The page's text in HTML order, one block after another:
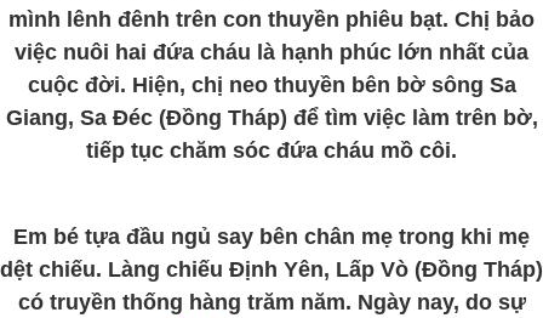
mình lênh đênh trên con thuyền phiêu bạt. Chị bảo
việc nuôi hai đứa cháu là hạnh phúc lớn nhất của
cuộc đời. Hiện, chị neo thuyền bên bờ sông Sa
Giang, Sa Đéc (Đồng Tháp) để tìm việc làm trên bờ,
tiếp tục chăm sóc đứa cháu mồ côi.
Em bé tựa đầu ngủ say bên chân mẹ trong khi mẹ
dệt chiếu. Làng chiếu Định Yên, Lấp Vò (Đồng Tháp)
có truyền thống hàng trăm năm. Ngày nay, do sự